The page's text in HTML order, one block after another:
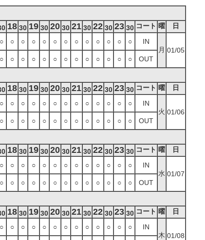
18 30 19 30 20 30 21 30 22 30 23 30 コート 曜 日
○ ○ ○ ○ ○ ○ ○ ○ ○ ○ ○ ○ ○
IN
月 01/05
○ ○ ○ ○ ○ ○ ○ ○ ○ ○ ○ ○ ○ OUT
18 30 19 30 20 30 21 30 22 30 23 30 コート 曜 日
○ ○ ○ ○ ○ ○ ○ ○ ○ ○ ○ ○ ○
IN
火 01/06
○ ○ ○ ○ ○ ○ ○ ○ ○ ○ ○ ○ ○ OUT
18 30 19 30 20 30 21 30 22 30 23 30 コート 曜 日
○ ○ ○ ○ ○ ○ ○ ○ ○ ○ ○ ○ ○
IN
水 01/07
○ ○ ○ ○ ○ ○ ○ ○ ○ ○ ○ ○ ○ OUT
18 30 19 30 20 30 21 30 22 30 23 30 コート 曜 日
○ ○ ○ ○ ○ ○ ○ ○ ○ ○ ○ ○ ○
IN
木 01/08